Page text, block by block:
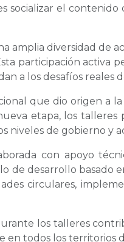
socializar el
amplia diversidad de
participación activa
a los desafíos reales
que dio origen a
etapa, los
niveles de gobierno y
con apoyo
de desarrollo basado
circulares,
los talleres
en todos los territorios